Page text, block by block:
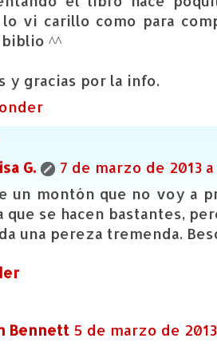
vi carillo como para
^^
y gracias por la info.
G.
7 de marzo de 2013
un montón que no voy a
que se hacen bastantes,
una pereza tremenda.
Bennett 5 de marzo de 2013